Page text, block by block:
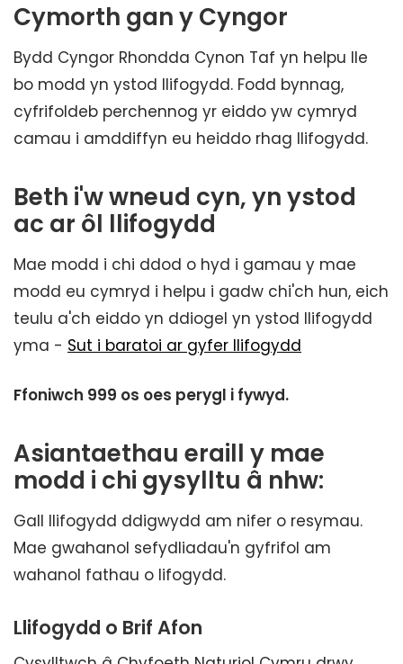
Cymorth gan y Cyngor
Bydd Cyngor Rhondda Cynon Taf yn helpu lle
bo modd yn ystod llifogydd. Fodd bynnag,
cyfrifoldeb perchennog yr eiddo yw cymryd
camau i amddiffyn eu heiddo rhag llifogydd.
Beth i'w wneud cyn, yn ystod
ac ar ôl llifogydd
Mae modd i chi ddod o hyd i gamau y mae
modd eu cymryd i helpu i gadw chi'ch hun, eich
teulu a'ch eiddo yn ddiogel yn ystod llifogydd
yma - Sut i baratoi ar gyfer llifogydd
Ffoniwch 999 os oes perygl i fywyd.
Asiantaethau eraill y mae
modd i chi gysylltu â nhw:
Gall llifogydd ddigwydd am nifer o resymau.
Mae gwahanol sefydliadau'n gyfrifol am
wahanol fathau o lifogydd.
Llifogydd o Brif Afon